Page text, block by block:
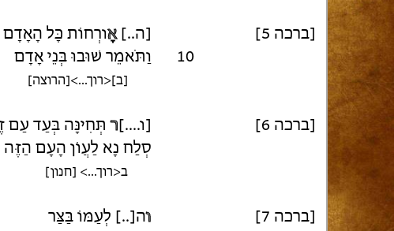
[ברכה 5] [ה..]אָורְחוֹת כָּל הָאָדָם
10
וַתֹּאמֵר שׁוּבוּ בְּנֵי אָדָם
[ב]<רוך...>[הרוצה]
[ברכה 6] [ו....]רתְּחִינָּה בְּעַד עַם
סְלַח נָא לַעֲוֹן הָעָם הַזֶּה
ב<רוך...> [חנון]
[ברכה 7] וה[..] לְעַמּוֹ בַּצַּר